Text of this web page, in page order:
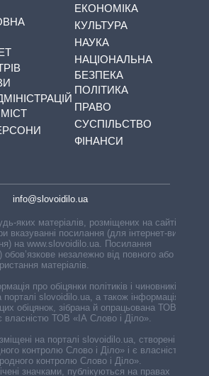
ЕКОНОМІКА
КУЛЬТУРА
НАУКА
НАЦІОНАЛЬНА
БЕЗПЕКА
ПОЛІТИКА
ПРАВО
СУСПІЛЬСТВО
ФІНАНСИ
info@slovoidilo.ua
яких матеріалів, розміщених на сайті,
вказуванні посилання (для інтернет-видань
на www.slovoidilo.ua. Посилання
обов’язкове незалежно від повного або
матеріалів.
про обіцянки політиків і чиновників,
slovoidilo.ua, а також інформація про
обіцянок, зібрана й опрацьована ТОВ «ІА
власністю ТОВ «ІА Слово і Діло».
на порталі slovoidilo.ua, створені ГО
контролю Слово і Діло» і є власністю
контролю Слово і Діло».
значками, публікуються на правах